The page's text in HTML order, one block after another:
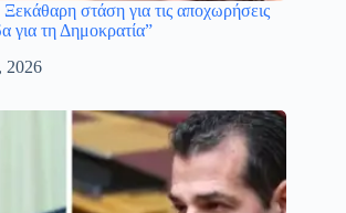
στάση για τις αποχωρήσεις
για τη Δημοκρατία”
2026